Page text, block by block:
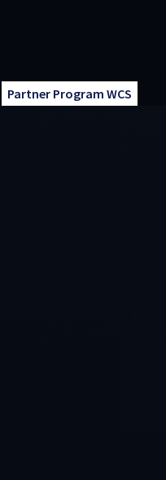
Partner Program WCS